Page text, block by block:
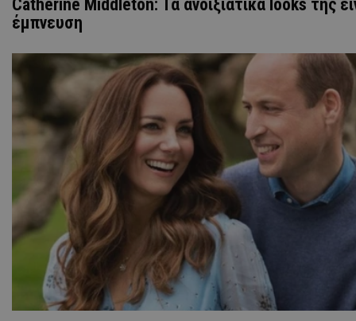
Catherine Middleton: Τα ανοιξιάτικα looks της
έμπνευση